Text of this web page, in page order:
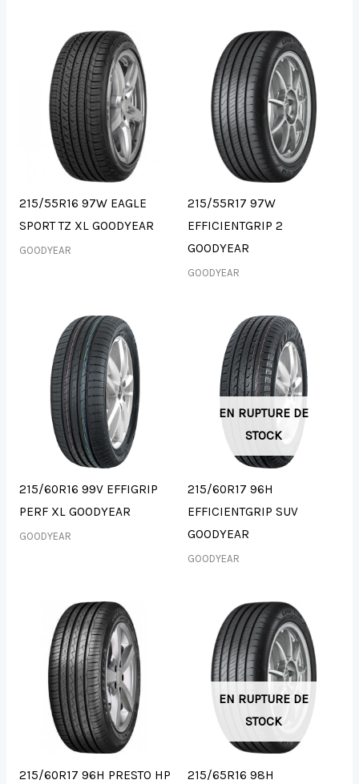
215/55R16 97W EAGLE
SPORT TZ XL GOODYEAR
GOODYEAR
215/55R17 97W
EFFICIENTGRIP 2
GOODYEAR
GOODYEAR
215/60R16 99V EFFIGRIP
PERF XL GOODYEAR
GOODYEAR
EN RUPTURE DE
STOCK
215/60R17 96H
EFFICIENTGRIP SUV
GOODYEAR
GOODYEAR
215/60R17 96H PRESTO HP
EN RUPTURE DE
STOCK
215/65R16 98H